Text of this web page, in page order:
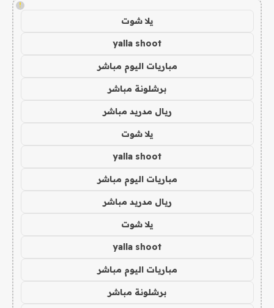
!
يلا شوت
yalla shoot
مباريات اليوم مباشر
برشلونة مباشر
ريال مدريد مباشر
يلا شوت
yalla shoot
مباريات اليوم مباشر
ريال مدريد مباشر
يلا شوت
yalla shoot
مباريات اليوم مباشر
برشلونة مباشر